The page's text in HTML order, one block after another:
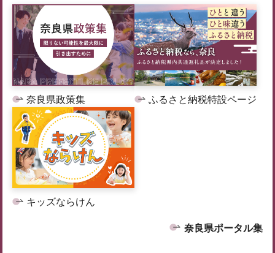
奈良県政策集 ふるさと納税特設ページ
キッズならけん
奈良県ポータル集